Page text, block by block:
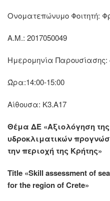
Ονοματεπώνυμο Φοιτητή:
Α.Μ.: 2017050049
Ημερομηνία Παρουσίασης:
Ώρα:14:00-15:00
Αίθουσα: K3.A17
Θέμα ΔE «Αξιολόγηση
υδροκλιματικών
την περιοχή της Κρήτης»
Title «Skill assessment of
for the region of Crete»